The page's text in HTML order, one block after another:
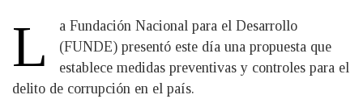
L
a Fundación Nacional para el Desarrollo
(FUNDE) presentó este día una propuesta que
establece medidas preventivas y controles para el
delito de corrupción en el país.